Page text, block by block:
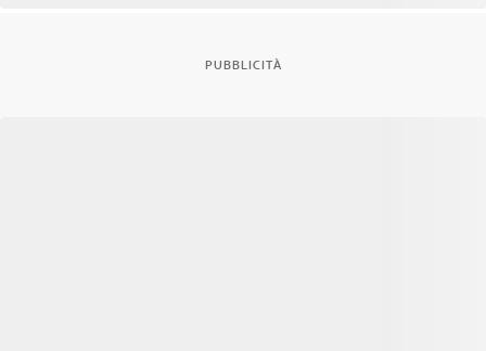
PUBBLICITÀ